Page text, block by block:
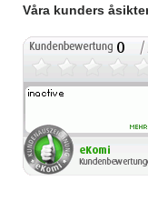
Våra kunders